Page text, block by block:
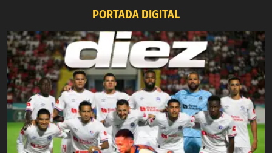
PORTADA DIGITAL